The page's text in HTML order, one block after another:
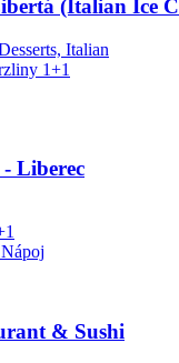
(Italian Ice
Italian
1+1
Liberec
& Sushi